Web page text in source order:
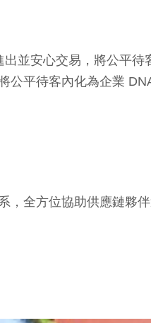
並安心交易，將公平待
公平待客內化為企業
全方位協助供應鏈夥伴